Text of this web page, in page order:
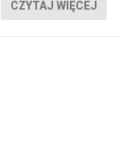
CZYTAJ WIĘCEJ